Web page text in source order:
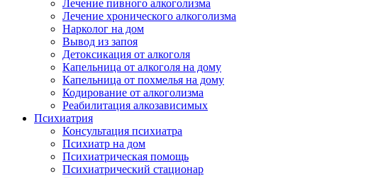
Лечение пивного алкоголизма
Лечение хронического алкоголизма
Нарколог на дом
Вывод из запоя
Детоксикация от алкоголя
Капельница от алкоголя на дому
Капельница от похмелья на дому
Кодирование от алкоголизма
Реабилитация алкозависимых
Психиатрия
Консультация психиатра
Психиатр на дом
Психиатрическая помощь
Психиатрический стационар